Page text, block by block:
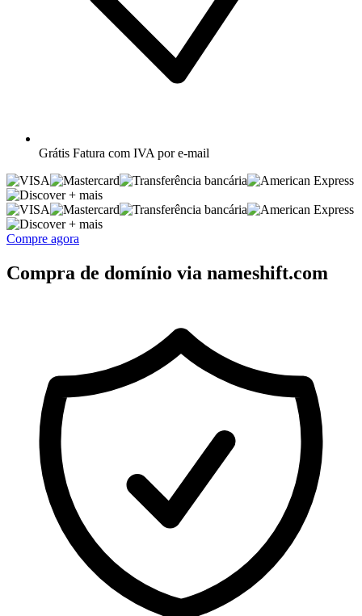
Grátis Fatura com IVA por e-mail
+ mais
+ mais
Compre agora
Compra de domínio via nameshift.com